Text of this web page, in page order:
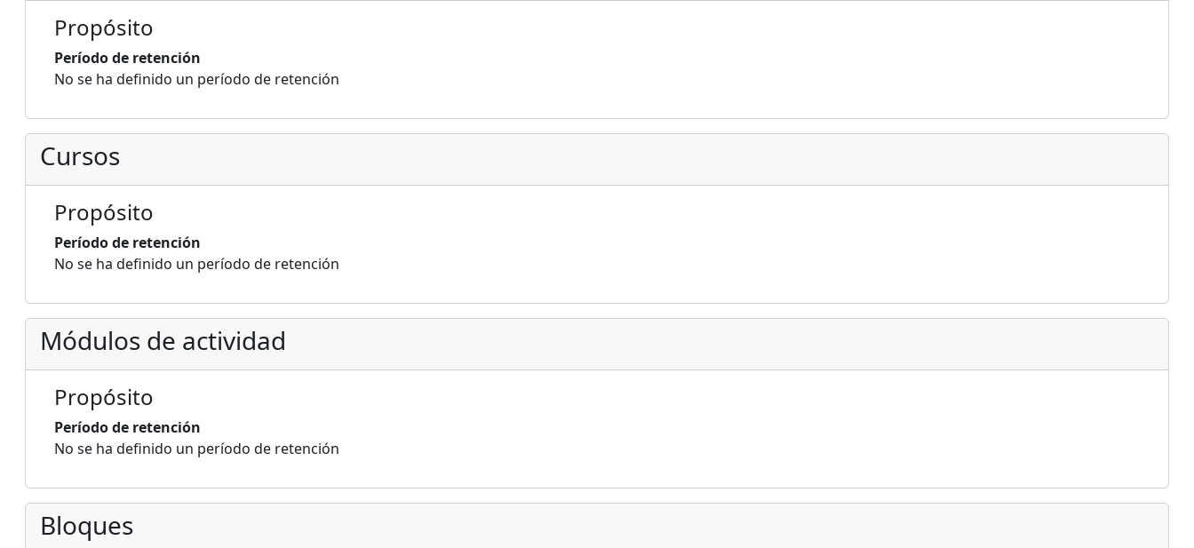
Propósito
Período de retención
No se ha definido un período de retención
Cursos
Propósito
Período de retención
No se ha definido un período de retención
Módulos de actividad
Propósito
Período de retención
No se ha definido un período de retención
Bloques